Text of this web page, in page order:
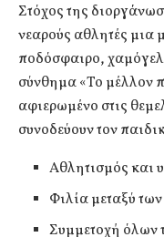
Στόχος της
νεαρούς αθλητές μια
ποδόσφαιρο,
σύνθημα «Το μέλλον
αφιερωμένο στις
συνοδεύουν τον
Αθλητισμός και
Φιλία μεταξύ
Συμμετοχή όλων